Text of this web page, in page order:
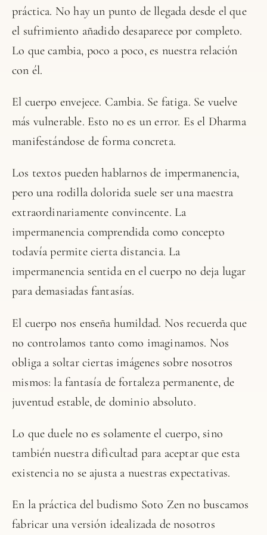
práctica. No hay un punto de llegada desde el que
el sufrimiento añadido desaparece por completo.
Lo que cambia, poco a poco, es nuestra relación
con él.
El cuerpo envejece. Cambia. Se fatiga. Se vuelve
más vulnerable. Esto no es un error. Es el Dharma
manifestándose de forma concreta.
Los textos pueden hablarnos de impermanencia,
pero una rodilla dolorida suele ser una maestra
extraordinariamente convincente. La
impermanencia comprendida como concepto
todavía permite cierta distancia. La
impermanencia sentida en el cuerpo no deja lugar
para demasiadas fantasías.
El cuerpo nos enseña humildad. Nos recuerda que
no controlamos tanto como imaginamos. Nos
obliga a soltar ciertas imágenes sobre nosotros
mismos: la fantasía de fortaleza permanente, de
juventud estable, de dominio absoluto.
Lo que duele no es solamente el cuerpo, sino
también nuestra dificultad para aceptar que esta
existencia no se ajusta a nuestras expectativas.
En la práctica del budismo Soto Zen no buscamos
fabricar una versión idealizada de nosotros